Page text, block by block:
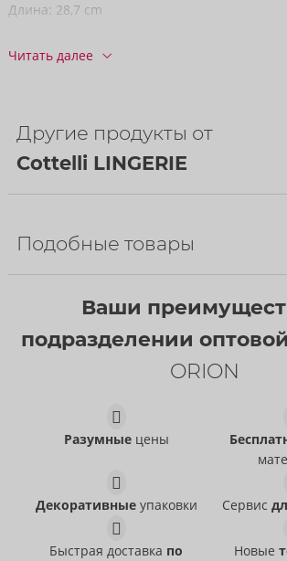
Длина: 28,7 cm
Упак. ед. / коробка:
код ТН ВЭД: 61143000
Страна происхождения: CN
Читать далее
Другие продукты от
Cottelli LINGERIE
- ORION Brand
22157723021
Cottelli
Подобные товары
Cottelli LINGERIE- ORION Brand
Cottelli
Ваши
подразделении оптовой
ORION
Разумныецены
Декоративныеупаковки Сервис
Быстрая доставка по
Новые